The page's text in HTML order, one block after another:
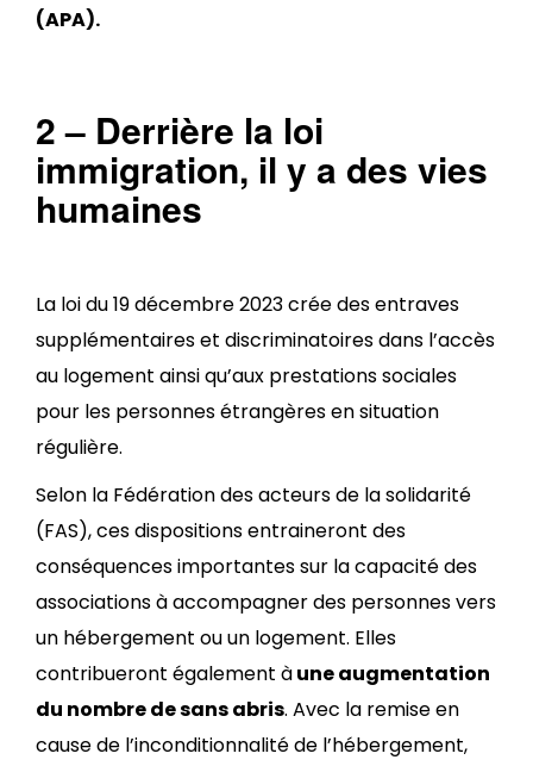
(APA).
2 – Derrière la loi
immigration, il y a des vies
humaines
La loi du 19 décembre 2023 crée des entraves
supplémentaires et discriminatoires dans l’accès
au logement ainsi qu’aux prestations sociales
pour les personnes étrangères en situation
régulière.
Selon la Fédération des acteurs de la solidarité
(FAS), ces dispositions entraineront des
conséquences importantes sur la capacité des
associations à accompagner des personnes vers
un hébergement ou un logement. Elles
contribueront également àune augmentation
du nombre de sans abris. Avec la remise en
cause de l’inconditionnalité de l’hébergement,